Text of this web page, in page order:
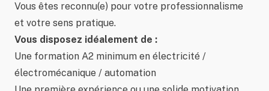
Vous êtes reconnu(e) pour votre professionnalisme
et votre sens pratique.
Vous disposez idéalement de :
Une formation A2 minimum en électricité /
électromécanique / automation